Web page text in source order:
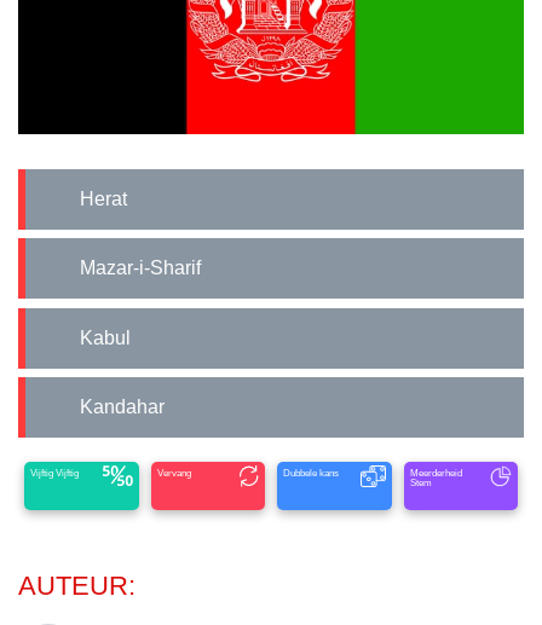
Herat
Mazar-i-Sharif
Kabul
Kandahar
Vijftig Vijftig Vervang Dubbele kans
Meerderheid
Stem
AUTEUR: